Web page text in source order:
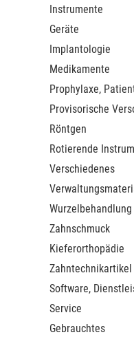
Instrumente
Geräte
Implantologie
Medikamente
Prophylaxe,
Provisorische
Röntgen
Rotierende
Verschiedenes
Wurzelbehandlung
Zahnschmuck
Kieferorthopädie
Zahntechnikartikel
Software,
Service
Gebrauchtes